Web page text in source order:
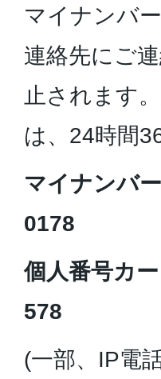
マイナンバ
連絡先にご
止されます
は、24時間
マイナンバ
0178
個人番号カ
578
(一部、IP電